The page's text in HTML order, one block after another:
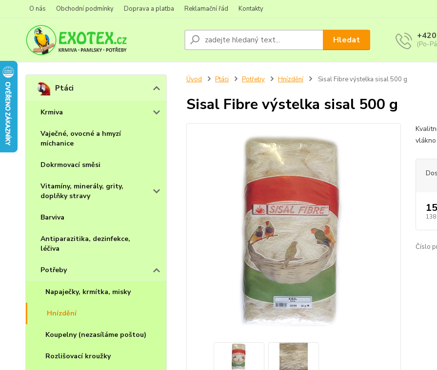
O nás Obchodní podmínky Doprava a platba Reklamační řád Kontakty
Hledat (Po-
Ptáci
Krmiva
Vaječné, ovocné a hmyzí
míchanice
Dokrmovací směsi
Vitamíny, minerály, grity,
doplňky stravy
Barviva
Antiparazitika, dezinfekce,
léčiva
Potřeby
Napaječky, krmítka, misky
Hnízdění
Koupelny (nezasíláme poštou)
Rozlišovací kroužky
Úvod Ptáci Potřeby Hnízdění Sisal Fibre výstelka sisal 500 g
Sisal Fibre výstelka sisal 500 g
138
Číslo